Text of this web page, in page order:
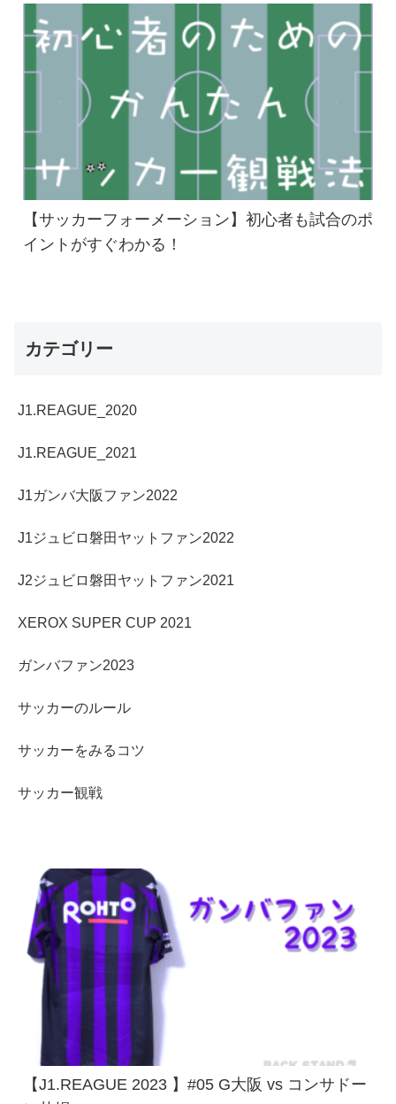
【サッカーフォーメーション】初心者も試合のポ
イントがすぐわかる！
カテゴリー
J1.REAGUE_2020
J1.REAGUE_2021
J1ガンバ大阪ファン2022
J1ジュビロ磐田ヤットファン2022
J2ジュビロ磐田ヤットファン2021
XEROX SUPER CUP 2021
ガンバファン2023
サッカーのルール
サッカーをみるコツ
サッカー観戦
【J1.REAGUE 2023 】#05 G大阪 vs コンサドー